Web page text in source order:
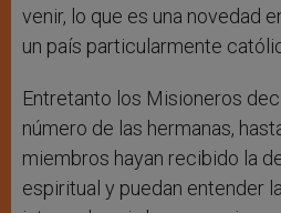
venir, lo que es una novedad
un país particularmente
Entretanto los Misioneros
número de las hermanas,
miembros hayan recibido la
espiritual y puedan entender